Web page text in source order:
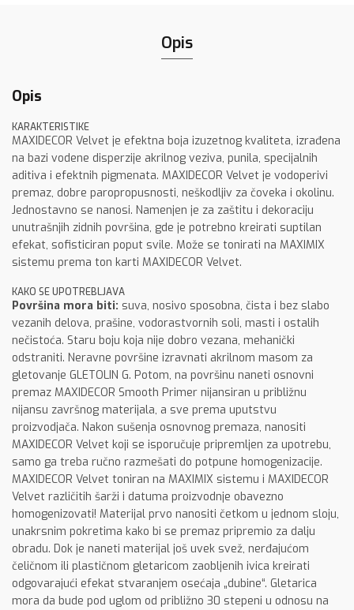
Opis
Opis
KARAKTERISTIKE
MAXIDECOR Velvet je efektna boja izuzetnog kvaliteta, izrađena
na bazi vodene disperzije akrilnog veziva, punila, specijalnih
aditiva i efektnih pigmenata. MAXIDECOR Velvet je vodoperivi
premaz, dobre paropropusnosti, neškodljiv za čoveka i okolinu.
Jednostavno se nanosi. Namenjen je za zaštitu i dekoraciju
unutrašnjih zidnih površina, gde je potrebno kreirati suptilan
efekat, sofisticiran poput svile. Može se tonirati na MAXIMIX
sistemu prema ton karti MAXIDECOR Velvet.
KAKO SE UPOTREBLJAVA
Površina mora biti: suva, nosivo sposobna, čista i bez slabo
vezanih delova, prašine, vodorastvornih soli, masti i ostalih
nečistoća. Staru boju koja nije dobro vezana, mehanički
odstraniti. Neravne površine izravnati akrilnom masom za
gletovanje GLETOLIN G. Potom, na površinu naneti osnovni
premaz MAXIDECOR Smooth Primer nijansiran u približnu
nijansu završnog materijala, a sve prema uputstvu
proizvodjača. Nakon sušenja osnovnog premaza, nanositi
MAXIDECOR Velvet koji se isporučuje pripremljen za upotrebu,
samo ga treba ručno razmešati do potpune homogenizacije.
MAXIDECOR Velvet toniran na MAXIMIX sistemu i MAXIDECOR
Velvet različitih šarži i datuma proizvodnje obavezno
homogenizovati! Materijal prvo nanositi četkom u jednom sloju,
unakrsnim pokretima kako bi se premaz pripremio za dalju
obradu. Dok je naneti materijal još uvek svež, nerđajućom
čeličnom ili plastičnom gletaricom zaobljenih ivica kreirati
odgovarajući efekat stvaranjem osećaja „dubine“. Gletarica
mora da bude pod uglom od približno 30 stepeni u odnosu na